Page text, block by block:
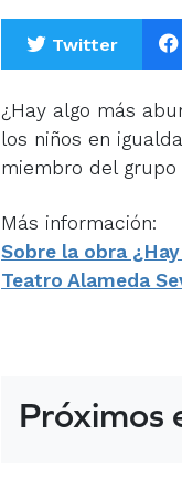
Twitter
¿Hay algo más
los niños en
miembro del grupo
Más información:
Sobre la obra
Teatro Alameda
Próximos